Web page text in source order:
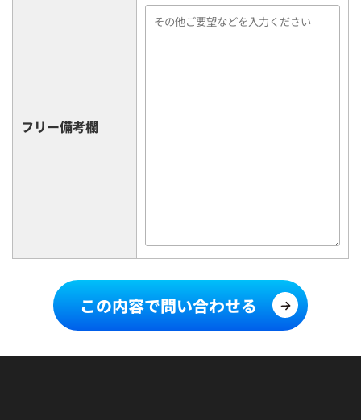
フリー備考欄
この内容で問い合わせる